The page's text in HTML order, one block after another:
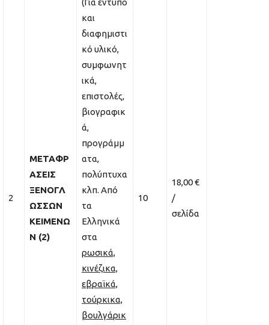
2
ΜΕΤΑΦΡ
ΑΣΕΙΣ
ΞΕΝΟΓΛ
ΩΣΣΩΝ
ΚΕΙΜΕΝΩ
Ν (2)
(Για έντυπο
και
διαφημιστι
κό υλικό,
συμφωνητ
ικά,
επιστολές,
βιογραφικ
ά,
προγράμμ
ατα,
πολύπτυχα
κλπ. Από
τα
Ελληνικά
στα
ρωσικά,
κινέζικα,
εβραϊκά,
τούρκικα,
βουλγάρικ
10
18,00 €
/
σελίδα